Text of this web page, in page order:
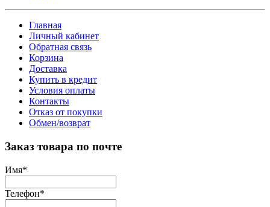
Главная
Личный кабинет
Обратная связь
Корзина
Доставка
Купить в кредит
Условия оплаты
Контакты
Отказ от покупки
Обмен/возврат
Заказ товара по почте
Имя*
Телефон*